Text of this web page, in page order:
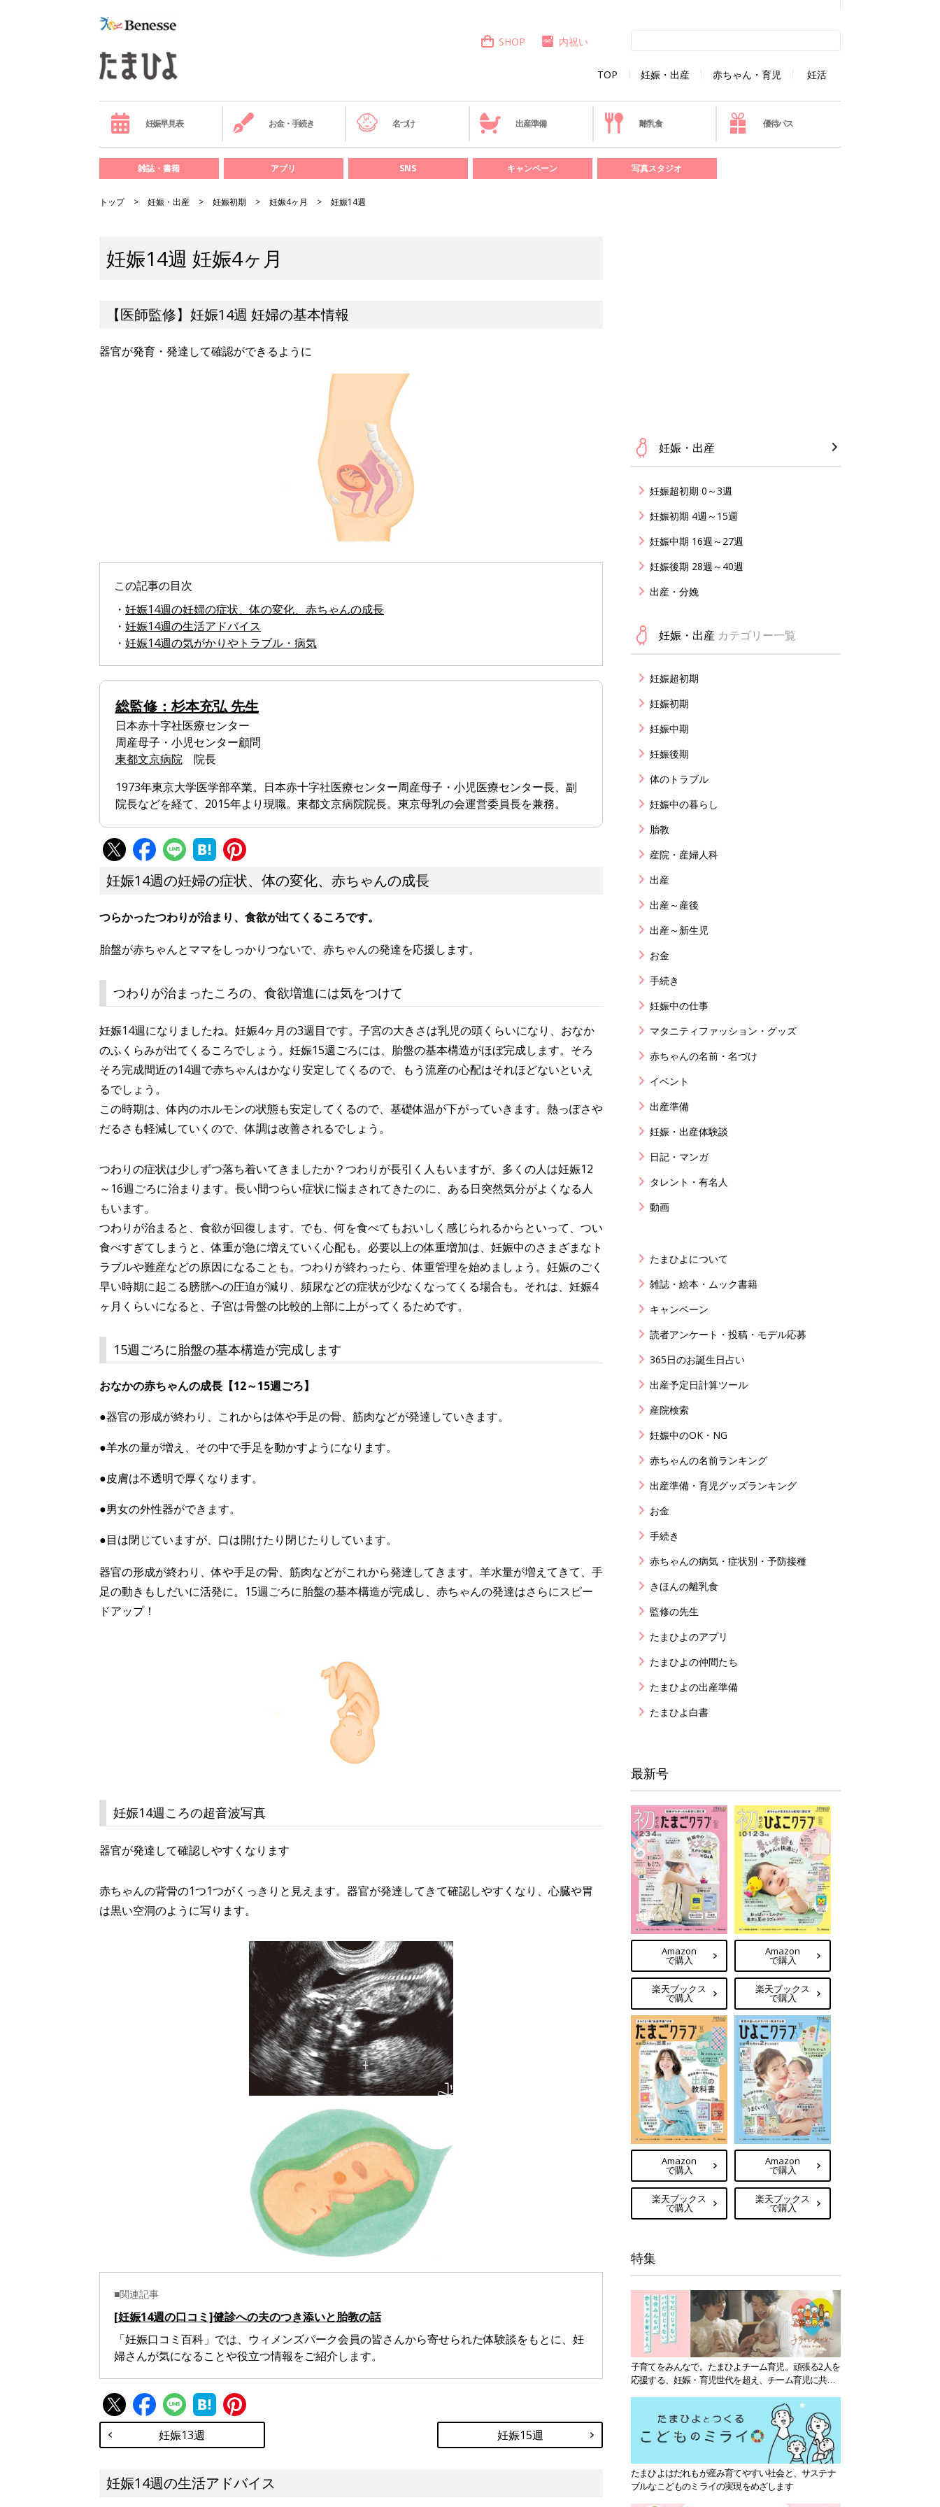
TOP 妊娠・出産 赤ちゃん・育児 妊活
SHOP 内祝い
妊娠早見表 お金・手続き 名づけ 出産準備 離乳食 優待パス
雑誌・書籍 アプリ SNS キャンペーン 写真スタジオ
トップ 妊娠・出産 妊娠初期 妊娠4ヶ月 妊娠14週
妊娠14週 妊娠4ヶ月
【医師監修】妊娠14週 妊婦の基本情報
器官が発育・発達して確認ができるように
この記事の目次
・ 妊娠14週の妊婦の症状、体の変化、赤ちゃんの成長
・ 妊娠14週の生活アドバイス
・ 妊娠14週の気がかりやトラブル・病気
総監修：杉本充弘 先生
日本赤十字社医療センター
周産母子・小児センター顧問
東都文京病院院長
1973年東京大学医学部卒業。日本赤十字社医療センター周産母子・小児医療センター長、副
院長などを経て、2015年より現職。東都文京病院院長。東京母乳の会運営委員長を兼務。
妊娠14週の妊婦の症状、体の変化、赤ちゃんの成長
つらかったつわりが治まり、食欲が出てくるころです。
胎盤が赤ちゃんとママをしっかりつないで、赤ちゃんの発達を応援します。
つわりが治まったころの、食欲増進には気をつけて
妊娠14週になりましたね。妊娠4ヶ月の3週目です。子宮の大きさは乳児の頭くらいになり、おなか
のふくらみが出てくるころでしょう。妊娠15週ごろには、胎盤の基本構造がほぼ完成します。そろ
そろ完成間近の14週で赤ちゃんはかなり安定してくるので、もう流産の心配はそれほどないといえ
るでしょう。
この時期は、体内のホルモンの状態も安定してくるので、基礎体温が下がっていきます。熱っぽさや
だるさも軽減していくので、体調は改善されるでしょう。
つわりの症状は少しずつ落ち着いてきましたか？つわりが長引く人もいますが、多くの人は妊娠12
～16週ごろに治まります。長い間つらい症状に悩まされてきたのに、ある日突然気分がよくなる人
もいます。
つわりが治まると、食欲が回復します。でも、何を食べてもおいしく感じられるからといって、つい
食べすぎてしまうと、体重が急に増えていく心配も。必要以上の体重増加は、妊娠中のさまざまなト
ラブルや難産などの原因になることも。つわりが終わったら、体重管理を始めましょう。妊娠のごく
早い時期に起こる膀胱への圧迫が減り、頻尿などの症状が少なくなってくる場合も。それは、妊娠4
ヶ月くらいになると、子宮は骨盤の比較的上部に上がってくるためです。
15週ごろに胎盤の基本構造が完成します
おなかの赤ちゃんの成長【12～15週ごろ】
●器官の形成が終わり、これからは体や手足の骨、筋肉などが発達していきます。
●羊水の量が増え、その中で手足を動かすようになります。
●皮膚は不透明で厚くなります。
●男女の外性器ができます。
●目は閉じていますが、口は開けたり閉じたりしています。
器官の形成が終わり、体や手足の骨、筋肉などがこれから発達してきます。羊水量が増えてきて、手
足の動きもしだいに活発に。15週ごろに胎盤の基本構造が完成し、赤ちゃんの発達はさらにスピー
ドアップ！
妊娠14週ころの超音波写真
器官が発達して確認しやすくなります
赤ちゃんの背骨の1つ1つがくっきりと見えます。器官が発達してきて確認しやすくなり、心臓や胃
は黒い空洞のように写ります。
■関連記事
[妊娠14週の口コミ]健診への夫のつき添いと胎教の話
「妊娠口コミ百科」では、ウィメンズパーク会員の皆さんから寄せられた体験談をもとに、妊
婦さんが気になることや役立つ情報をご紹介します。
妊娠13週 妊娠15週
妊娠14週の生活アドバイス
妊娠・出産
妊娠超初期 0～3週
妊娠初期 4週～15週
妊娠中期 16週～27週
妊娠後期 28週～40週
出産・分娩
妊娠・出産 カテゴリー一覧
妊娠超初期
妊娠初期
妊娠中期
妊娠後期
体のトラブル
妊娠中の暮らし
胎教
産院・産婦人科
出産
出産～産後
出産～新生児
お金
手続き
妊娠中の仕事
マタニティファッション・グッズ
赤ちゃんの名前・名づけ
イベント
出産準備
妊娠・出産体験談
日記・マンガ
タレント・有名人
動画
たまひよについて
雑誌・絵本・ムック書籍
キャンペーン
読者アンケート・投稿・モデル応募
365日のお誕生日占い
出産予定日計算ツール
産院検索
妊娠中のOK・NG
赤ちゃんの名前ランキング
出産準備・育児グッズランキング
お金
手続き
赤ちゃんの病気・症状別・予防接種
きほんの離乳食
監修の先生
たまひよのアプリ
たまひよの仲間たち
たまひよの出産準備
たまひよ白書
最新号
Amazon
で購入
楽天ブックス
で購入
Amazon
で購入
楽天ブックス
で購入
Amazon
で購入
楽天ブックス
で購入
Amazon
で購入
楽天ブックス
で購入
特集
子育てをみんなで。たまひよチーム育児。頑張る2人を
応援する、妊娠・育児世代を超え、チーム育児に共感
たまひよはだれもが産み育てやすい社会と、サステナ
ブルなこどものミライの実現をめざします